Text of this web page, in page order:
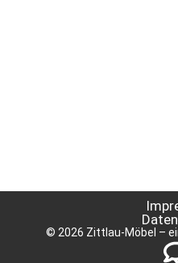
© 2026 Zittlau-Möbel –